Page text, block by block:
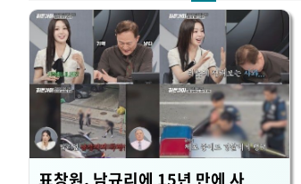
표창원, 남규리에 15년 만에 사